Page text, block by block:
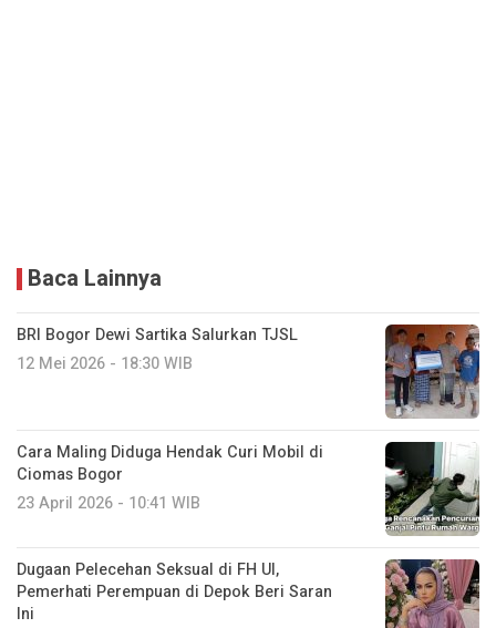
Baca Lainnya
BRI Bogor Dewi Sartika Salurkan TJSL
12 Mei 2026 - 18:30 WIB
Cara Maling Diduga Hendak Curi Mobil di
Ciomas Bogor
23 April 2026 - 10:41 WIB
Dugaan Pelecehan Seksual di FH UI,
Pemerhati Perempuan di Depok Beri Saran
Ini